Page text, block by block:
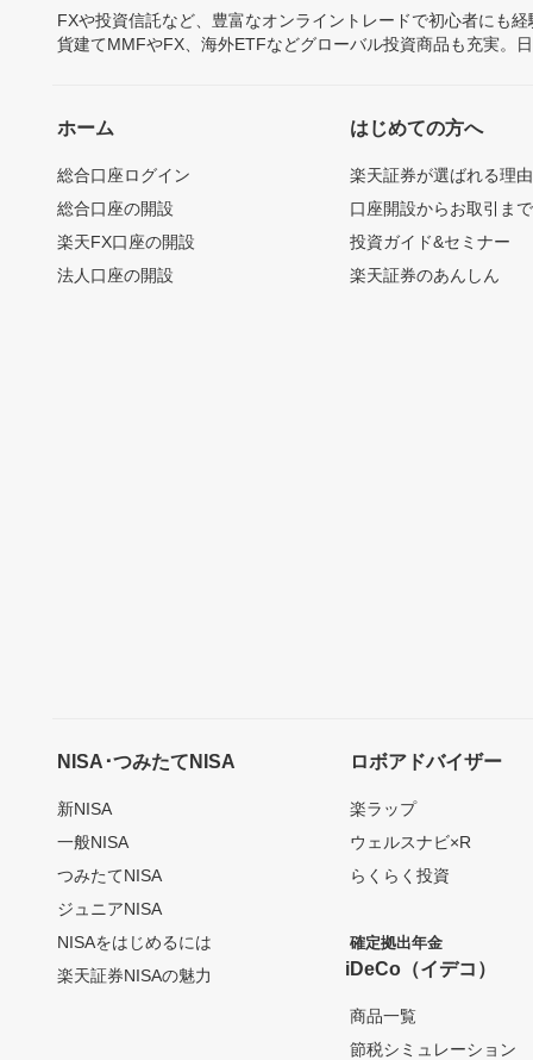
FXや投資信託など、豊富なオンライントレードで初心者にも
貨建てMMFやFX、海外ETFなどグローバル投資商品も充実。
ホーム
総合口座ログイン
総合口座の開設
楽天FX口座の開設
法人口座の開設
はじめての方へ
楽天証券が選ばれる理由
口座開設からお取引ま
投資ガイド&セミナー
楽天証券のあんしん
NISA･つみたてNISA
新NISA
一般NISA
つみたてNISA
ジュニアNISA
NISAをはじめるには
楽天証券NISAの魅力
ロボアドバイザー
楽ラップ
ウェルスナビ×R
らくらく投資
確定拠出年金
iDeCo（イデコ）
商品一覧
節税シミュレーション